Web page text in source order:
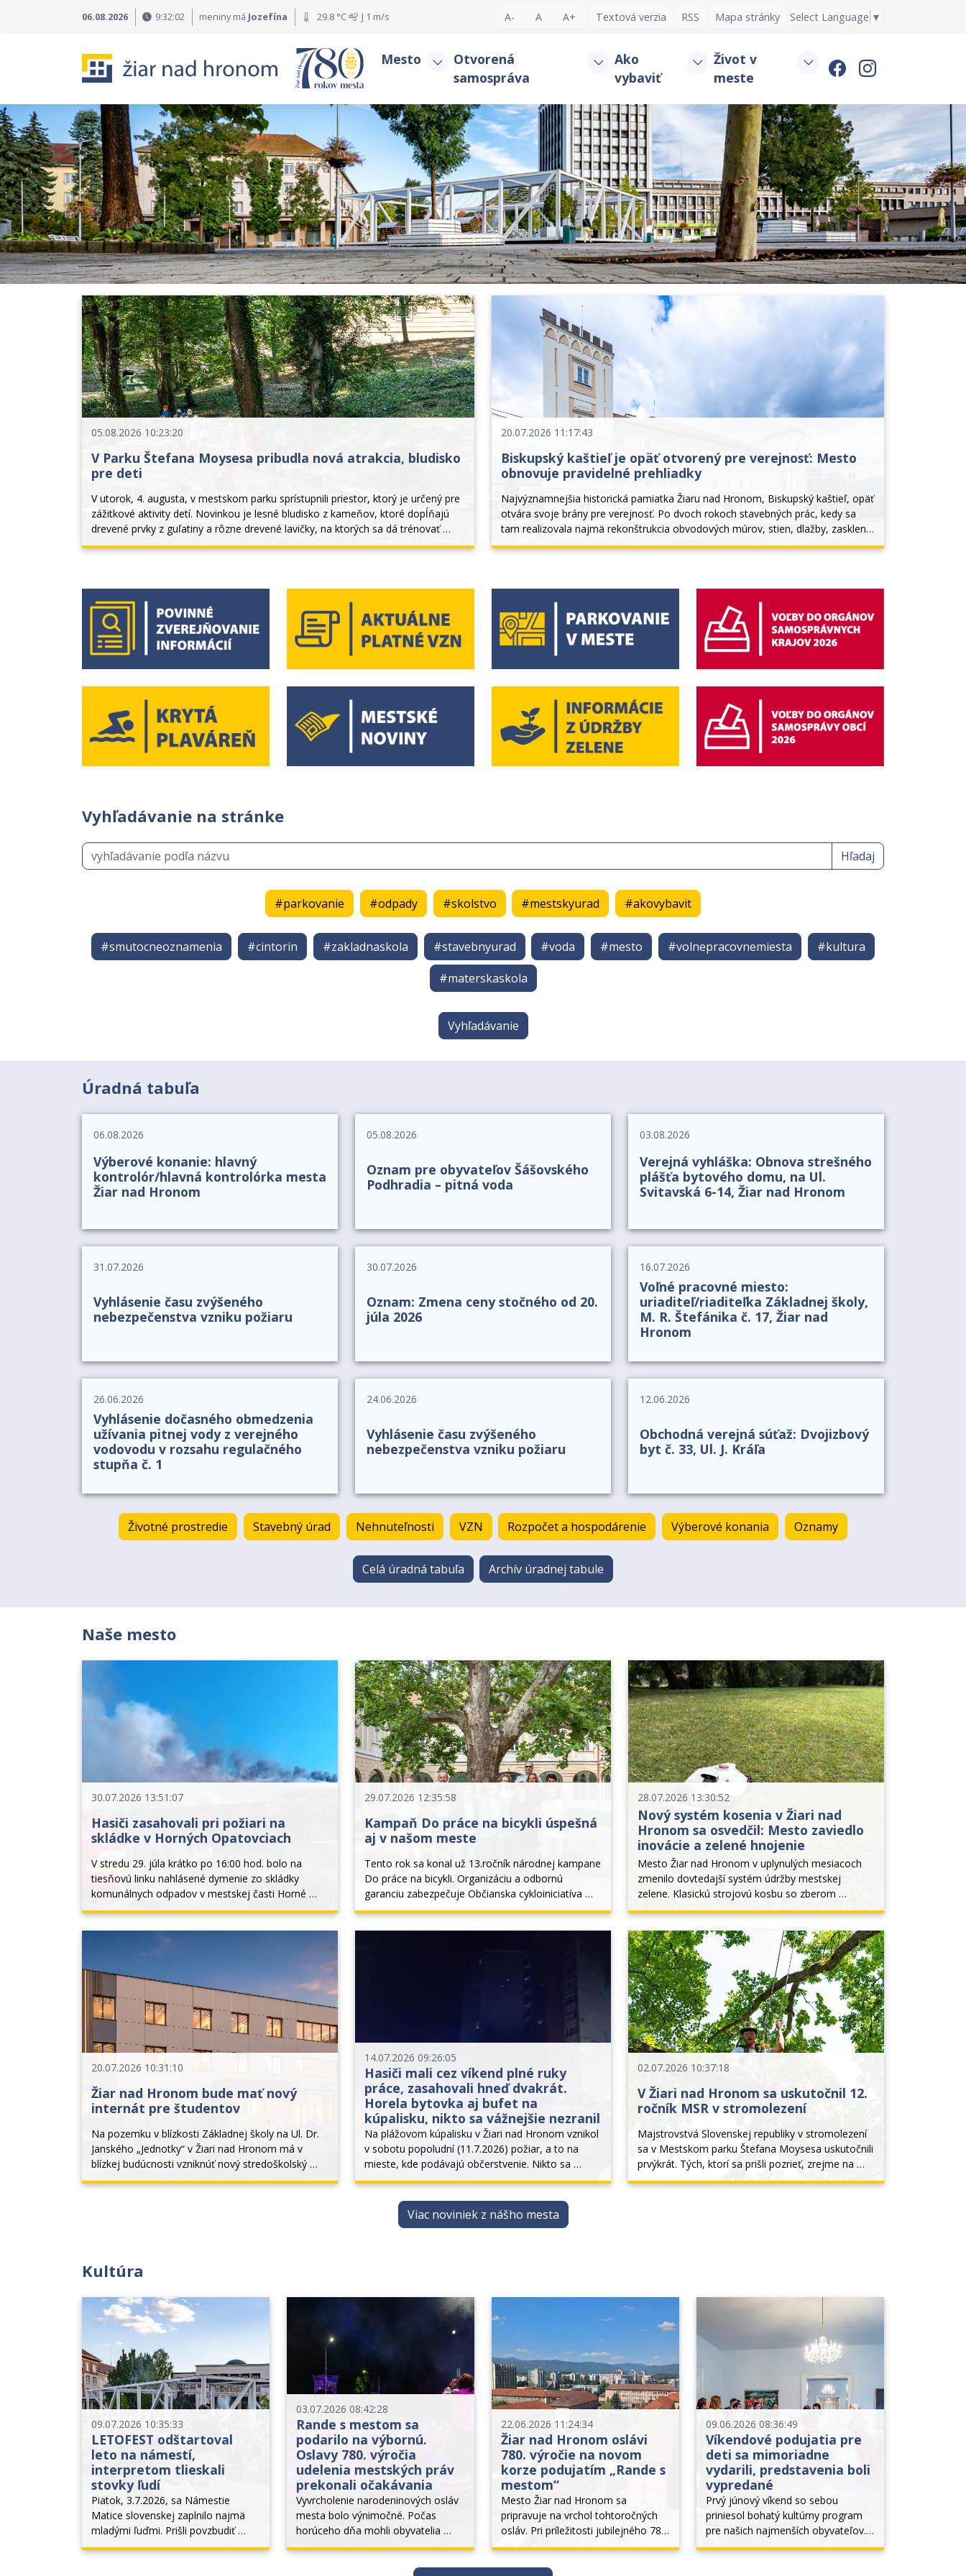
Preskočiť na hlavné menu
06.08.2026 9:32:04 meniny má Jozefína 29.8 °C J 1 m/s A- A A+ Textová verzia RSS Mapa stránky Select Language ▼
Mesto
Otvorená
samospráva
Ako
vybaviť
Život v
meste
Mesto Žiar nad Hronom - oficiálna stránka
TOP novinky
05.08.2026 10:23:20
V Parku Štefana Moysesa pribudla nová atrakcia, bludisko
pre deti
V utorok, 4. augusta, v mestskom parku sprístupnili priestor, ktorý je určený pre
zážitkové aktivity detí. Novinkou je lesné bludisko z kameňov, ktoré dopĺňajú
drevené prvky z guľatiny a rôzne drevené lavičky, na ktorých sa dá trénovať
stabilita. Deti...
20.07.2026 11:17:43
Biskupský kaštieľ je opäť otvorený pre verejnosť: Mesto
obnovuje pravidelné prehliadky
Najvýznamnejšia historická pamiatka Žiaru nad Hronom, Biskupský kaštieľ, opäť
otvára svoje brány pre verejnosť. Po dvoch rokoch stavebných prác, kedy sa
tam realizovala najmä rekonštrukcia obvodových múrov, stien, dlažby, zasklenie
arkádovej chodby...
Bannery
Vyhľadávanie na stránke
Hľadaj
#parkovanie #odpady #skolstvo #mestskyurad #akovybavit
#smutocneoznamenia #cintorin #zakladnaskola #stavebnyurad #voda #mesto #volnepracovnemiesta #kultura
#materskaskola
Vyhľadávanie
Úradná tabuľa
06.08.2026
Výberové konanie: hlavný
kontrolór/hlavná kontrolórka mesta
Žiar nad Hronom
05.08.2026
Oznam pre obyvateľov Šášovského
Podhradia – pitná voda
03.08.2026
Verejná vyhláška: Obnova strešného
plášťa bytového domu, na Ul.
Svitavská 6-14, Žiar nad Hronom
31.07.2026
Vyhlásenie času zvýšeného
nebezpečenstva vzniku požiaru
30.07.2026
Oznam: Zmena ceny stočného od 20.
júla 2026
16.07.2026
Voľné pracovné miesto:
uriaditeľ/riaditeľka Základnej školy,
M. R. Štefánika č. 17, Žiar nad
Hronom
26.06.2026
Vyhlásenie dočasného obmedzenia
užívania pitnej vody z verejného
vodovodu v rozsahu regulačného
stupňa č. 1
24.06.2026
Vyhlásenie času zvýšeného
nebezpečenstva vzniku požiaru
12.06.2026
Obchodná verejná súťaž: Dvojizbový
byt č. 33, Ul. J. Kráľa
Životné prostredie Stavebný úrad Nehnuteľnosti VZN Rozpočet a hospodárenie Výberové konania Oznamy
Celá úradná tabuľa Archív úradnej tabule
Naše mesto
30.07.2026 13:51:07
Hasiči zasahovali pri požiari na
skládke v Horných Opatovciach
V stredu 29. júla krátko po 16:00 hod. bolo na
tiesňovú linku nahlásené dymenie zo skládky
komunálnych odpadov v mestskej časti Horné
Opatovce s rozlohou 4 x 4 metre. Prieskumom
požiar komunálneho odpadu...
29.07.2026 12:35:58
Kampaň Do práce na bicykli úspešná
aj v našom meste
Tento rok sa konal už 13.ročník národnej kampane
Do práce na bicykli. Organizáciu a odbornú
garanciu zabezpečuje Občianska cykloiniciatíva
Banská Bystrica, hlavným vyhlasovateľom je
28.07.2026 13:30:52
Nový systém kosenia v Žiari nad
Hronom sa osvedčil: Mesto zaviedlo
inovácie a zelené hnojenie
Mesto Žiar nad Hronom v uplynulých mesiacoch
zmenilo dovtedajší systém údržby mestskej
zelene. Klasickú strojovú kosbu so zberom
biomasy nahradil moderný režim permanentného
estetickejší vzhľad verejných p
20.07.2026 10:31:10
Žiar nad Hronom bude mať nový
internát pre študentov
Na pozemku v blízkosti Základnej školy na Ul. Dr.
Janského „Jednotky“ v Žiari nad Hronom má v
blízkej budúcnosti vzniknúť nový stredoškolský
internát. Ubytovacie zariadenie by malo slúžiť
14.07.2026 09:26:05
Hasiči mali cez víkend plné ruky
práce, zasahovali hneď dvakrát.
Horela bytovka aj bufet na
kúpalisku, nikto sa vážnejšie nezranil
Na plážovom kúpalisku v Žiari nad Hronom vznikol
v sobotu popoludní (11.7.2026) požiar, a to na
mieste, kde podávajú občerstvenie. Nikto sa
nezranil. Prevádzka kúpaliska pokračuje bez
a pracuje sa na...
02.07.2026 10:37:18
V Žiari nad Hronom sa uskutočnil 12.
ročník MSR v stromolezení
Majstrovstvá Slovenskej republiky v stromolezení
sa v Mestskom parku Štefana Moysesa uskutočnili
prvýkrát. Tých, ktorí sa prišli pozrieť, zrejme na
druhý deň bolel krk, keďže väčšinu času sa
Viac noviniek z nášho mesta
Kultúra
09.07.2026 10:35:33
LETOFEST odštartoval
leto na námestí,
interpretom tlieskali
stovky ľudí
Piatok, 3.7.2026, sa Námestie
Matice slovenskej zaplnilo najmä
mladými ľuďmi. Prišli povzbudiť
interpretov, ktorí boli nielen miestni,
03.07.2026 08:42:28
Rande s mestom sa
podarilo na výbornú.
Oslavy 780. výročia
udelenia mestských práv
prekonali očakávania
Vyvrcholenie narodeninových osláv
mesta bolo výnimočné. Počas
horúceho dňa mohli obyvatelia
nazrieť do mestského úradu,
22.06.2026 11:24:34
Žiar nad Hronom oslávi
780. výročie na novom
korze podujatím „Rande s
mestom“
Mesto Žiar nad Hronom sa
pripravuje na vrchol tohtoročných
osláv. Pri príležitosti jubilejného 780.
výročia udelenia mestských práv
09.06.2026 08:36:49
Víkendové podujatia pre
deti sa mimoriadne
vydarili, predstavenia boli
vypredané
Prvý júnový víkend so sebou
priniesol bohatý kultúrny program
pre našich najmenších obyvateľov.
Kým sobotný podvečer sa